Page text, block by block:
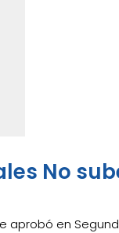
No
aprobó en